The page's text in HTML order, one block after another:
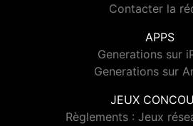
Contacter la
APPS
Generations sur
Generations sur
JEUX
Règlements : Jeux